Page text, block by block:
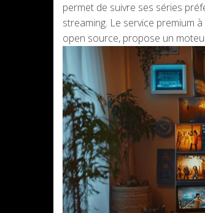
permet de suivre ses séries
streaming. Le service premium
open source, propose un